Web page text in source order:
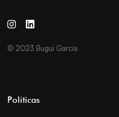
© 2023 Bugui García
Políticas